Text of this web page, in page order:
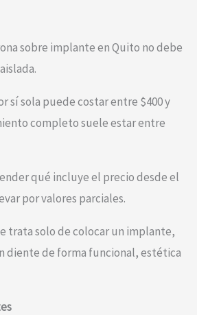
sobre implante en Quito no debe
sí sola puede costar entre $400 y
completo suele estar entre
qué incluye el precio desde el
por valores parciales.
trata solo de colocar un implante,
diente de forma funcional, estética